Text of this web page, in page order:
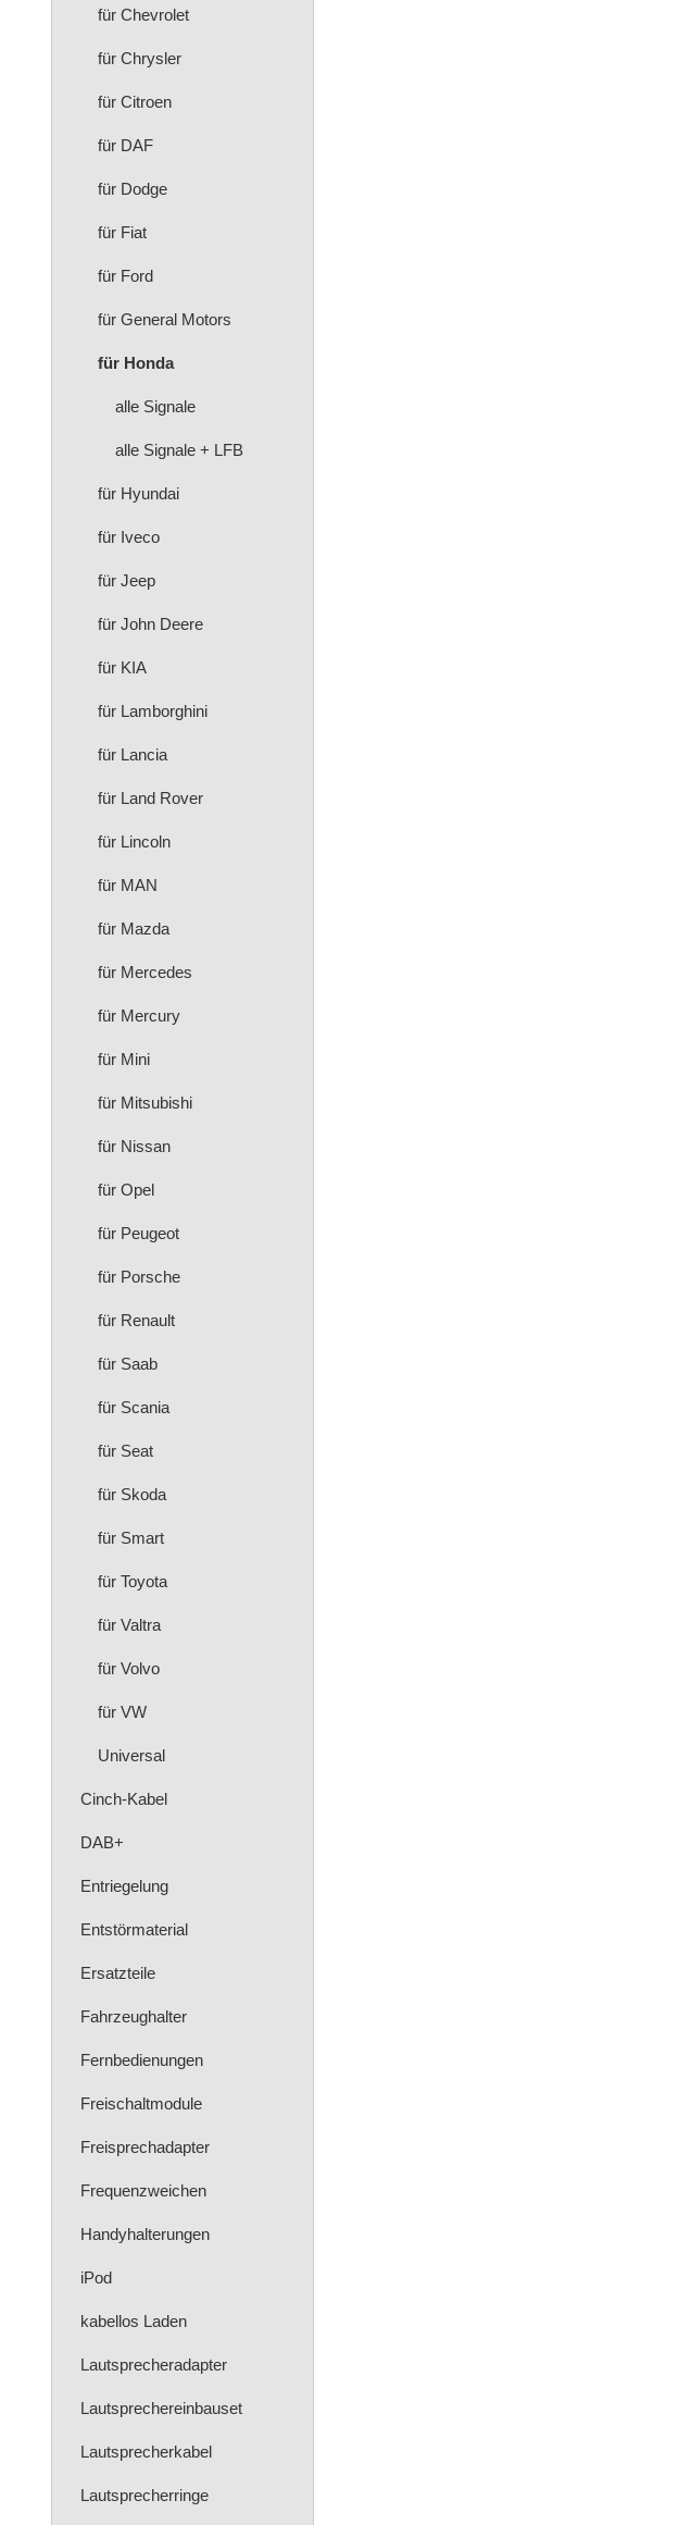
für Chevrolet
für Chrysler
für Citroen
für DAF
für Dodge
für Fiat
für Ford
für General Motors
für Honda
alle Signale
alle Signale + LFB
für Hyundai
für Iveco
für Jeep
für John Deere
für KIA
für Lamborghini
für Lancia
für Land Rover
für Lincoln
für MAN
für Mazda
für Mercedes
für Mercury
für Mini
für Mitsubishi
für Nissan
für Opel
für Peugeot
für Porsche
für Renault
für Saab
für Scania
für Seat
für Skoda
für Smart
für Toyota
für Valtra
für Volvo
für VW
Universal
Cinch-Kabel
DAB+
Entriegelung
Entstörmaterial
Ersatzteile
Fahrzeughalter
Fernbedienungen
Freischaltmodule
Freisprechadapter
Frequenzweichen
Handyhalterungen
iPod
kabellos Laden
Lautsprecheradapter
Lautsprechereinbauset
Lautsprecherkabel
Lautsprecherringe